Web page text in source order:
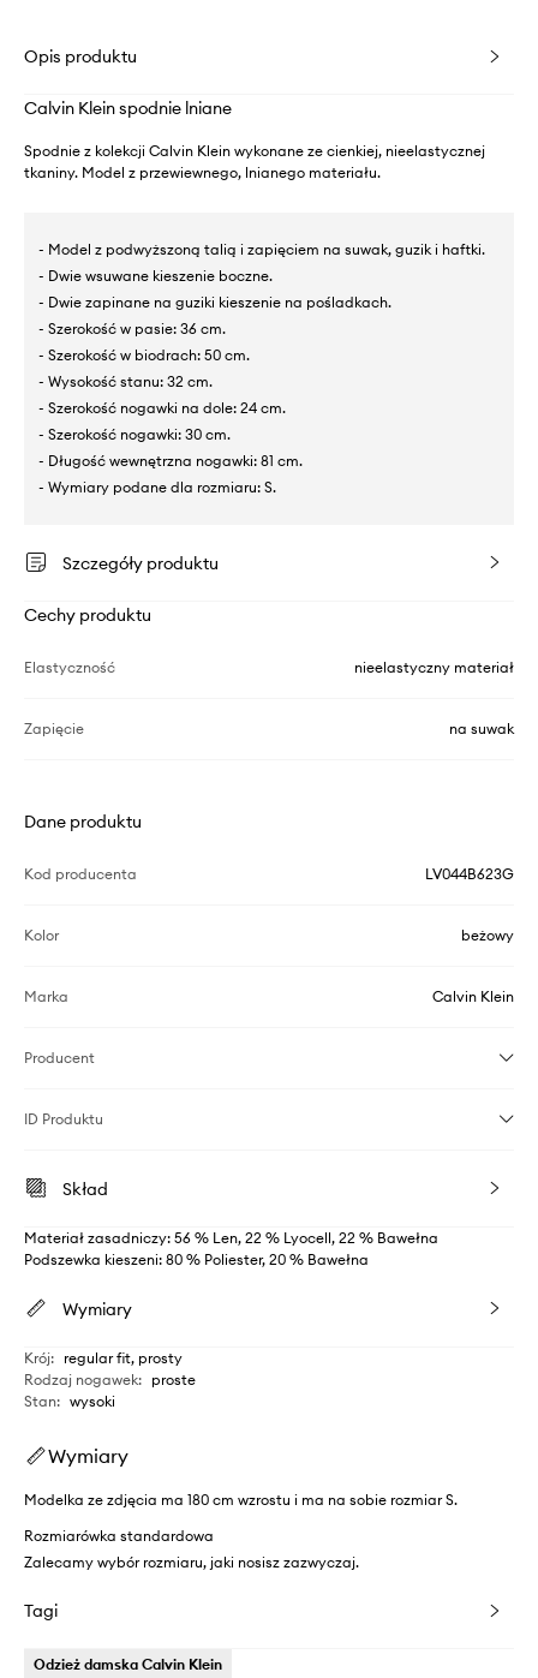
Opis produktu
Calvin Klein spodnie lniane
Spodnie z kolekcji Calvin Klein wykonane ze cienkiej, nieelastycznej
tkaniny. Model z przewiewnego, lnianego materiału.
- Model z podwyższoną talią i zapięciem na suwak, guzik i haftki.
- Dwie wsuwane kieszenie boczne.
- Dwie zapinane na guziki kieszenie na pośladkach.
- Szerokość w pasie: 36 cm.
- Szerokość w biodrach: 50 cm.
- Wysokość stanu: 32 cm.
- Szerokość nogawki na dole: 24 cm.
- Szerokość nogawki: 30 cm.
- Długość wewnętrzna nogawki: 81 cm.
- Wymiary podane dla rozmiaru: S.
Szczegóły produktu
Cechy produktu
Elastyczność nieelastyczny materiał
Zapięcie na suwak
Dane produktu
Kod producenta LV044B623G
Kolor beżowy
Marka Calvin Klein
Producent
ID Produktu
Skład
Materiał zasadniczy: 56 % Len, 22 % Lyocell, 22 % Bawełna
Podszewka kieszeni: 80 % Poliester, 20 % Bawełna
Wymiary
Krój: regular fit, prosty
Rodzaj nogawek: proste
Stan: wysoki
Wymiary
Modelka ze zdjęcia ma 180 cm wzrostu i ma na sobie rozmiar S.
Rozmiarówka standardowa
Zalecamy wybór rozmiaru, jaki nosisz zazwyczaj.
Tagi
Odzież damska Calvin Klein